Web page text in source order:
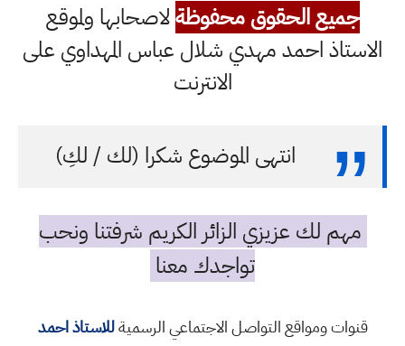
جميع الحقوق محفوظةلاصحابها ولموقع
الاستاذ احمد مهدي شلال عباس المهداوي على
الانترنت
انتهى الموضوع شكرا (لك / لكِ)
مهم لك عزيزي الزائر الكريم شرفتنا ونحب
تواجدك معنا
قنوات ومواقع التواصل الاجتماعي الرسميةللاستاذ احمد